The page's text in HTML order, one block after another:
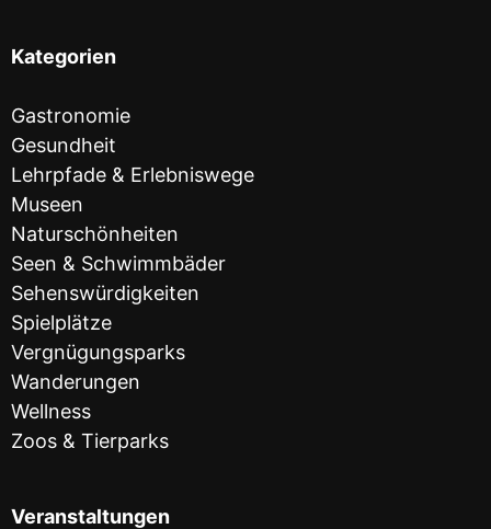
Kategorien
Gastronomie
Gesundheit
Lehrpfade & Erlebniswege
Museen
Naturschönheiten
Seen & Schwimmbäder
Sehenswürdigkeiten
Spielplätze
Vergnügungsparks
Wanderungen
Wellness
Zoos & Tierparks
Veranstaltungen